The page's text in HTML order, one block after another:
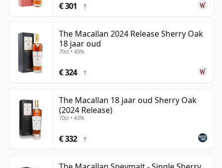
€ 301 ?
The Macallan 2024 Release Sherry Oak
18 jaar oud
70cl • 43%
€ 324 ?
The Macallan 18 jaar oud Sherry Oak
(2024 Release)
70cl • 43%
€ 332 ?